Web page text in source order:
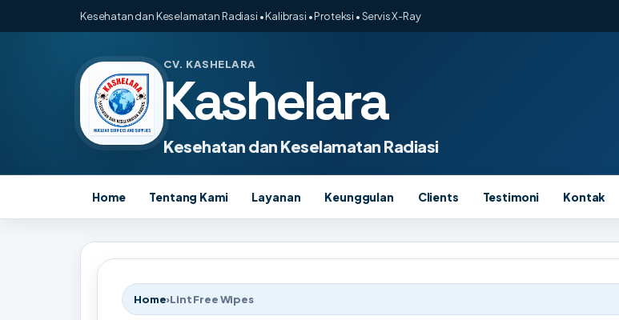
Kesehatan dan Keselamatan Radiasi • Kalibrasi • Proteksi • Servis X-Ray
CV. KASHELARA
Kashelara
Kesehatan dan Keselamatan Radiasi
Home Tentang Kami Layanan Keunggulan Clients Testimoni Kontak
Home›Lint Free Wipes